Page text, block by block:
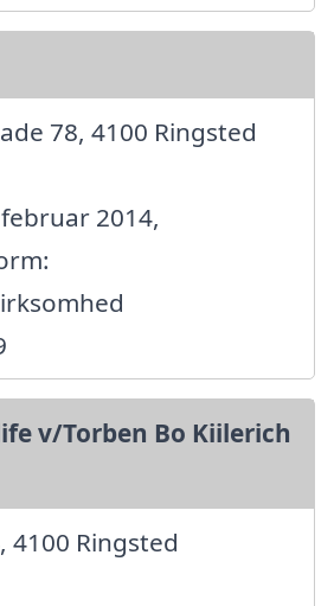
78, 4100 Ringsted
2014,
v/Torben Bo Kiilerich
4100 Ringsted